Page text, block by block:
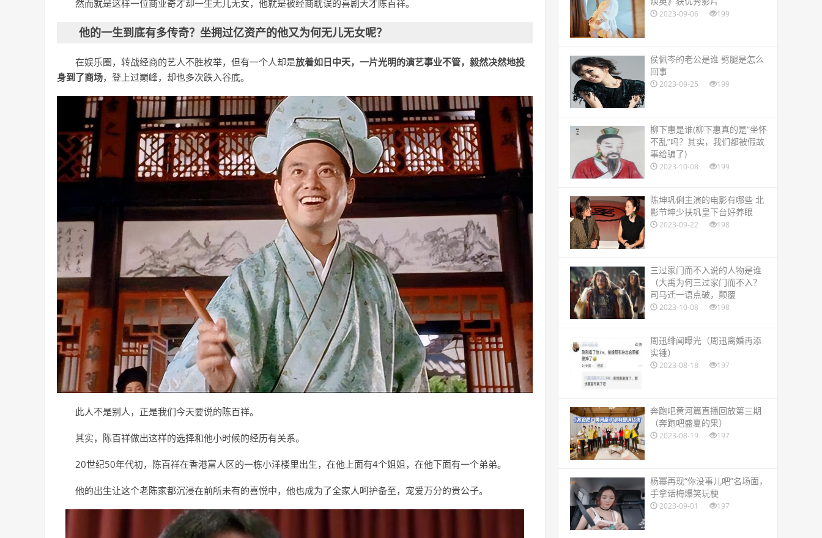
然而就是这样一位商业奇才却一生无儿无女，他就是被经商耽误的喜剧天才陈百祥。
他的一生到底有多传奇？坐拥过亿资产的他又为何无儿无女呢？
在娱乐圈，转战经商的艺人不胜枚举，但有一个人却是放着如日中天，一片光明的演艺事业不管，毅然决然地投
身到了商场，登上过巅峰，却也多次跌入谷底。
此人不是别人，正是我们今天要说的陈百祥。
其实，陈百祥做出这样的选择和他小时候的经历有关系。
20世纪50年代初，陈百祥在香港富人区的一栋小洋楼里出生，在他上面有4个姐姐，在他下面有一个弟弟。
他的出生让这个老陈家都沉浸在前所未有的喜悦中，他也成为了全家人呵护备至，宠爱万分的贵公子。
2023-09-06 199
​侯佩岑的老公是谁 劈腿是怎么
回事
2023-09-25 199
​柳下惠是谁(柳下惠真的是“坐怀
不乱”吗？其实，我们都被假故
事给骗了)
2023-10-08 199
​陈坤巩俐主演的电影有哪些 北
影节坤少扶巩皇下台好养眼
2023-09-22 198
​三过家门而不入说的人物是谁
（大禹为何三过家门而不入？
司马迁一语点破，颠覆
2023-10-08 198
​周迅绯闻曝光（周迅离婚再添
实锤）
2023-08-18 197
​奔跑吧黄河篇直播回放第三期
（奔跑吧盛夏的果）
2023-08-19 197
​杨幂再现“你没事儿吧”名场面，
手拿话梅爆笑玩梗
2023-09-01 197